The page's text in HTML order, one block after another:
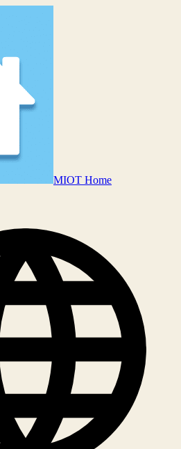
MIOT Home